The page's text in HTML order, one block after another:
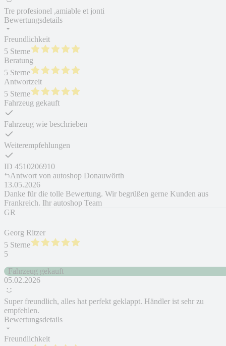
Tre profesionel ,amiable et jonti
Bewertungsdetails
Freundlichkeit
5 Sterne
Beratung
5 Sterne
Antwortzeit
5 Sterne
Fahrzeug gekauft
Fahrzeug wie beschrieben
Weiterempfehlungen
ID 4510206910
Antwort von autoshop Donauwörth
13.05.2026
Danke für die tolle Bewertung. Wir begrüßen gerne Kunden aus
Frankreich. Ihr autoshop Team
GR
Georg Ritzer
5 Sterne
5
Fahrzeug gekauft
05.02.2026
Super freundlich, alles hat perfekt geklappt. Händler ist sehr zu
empfehlen.
Bewertungsdetails
Freundlichkeit